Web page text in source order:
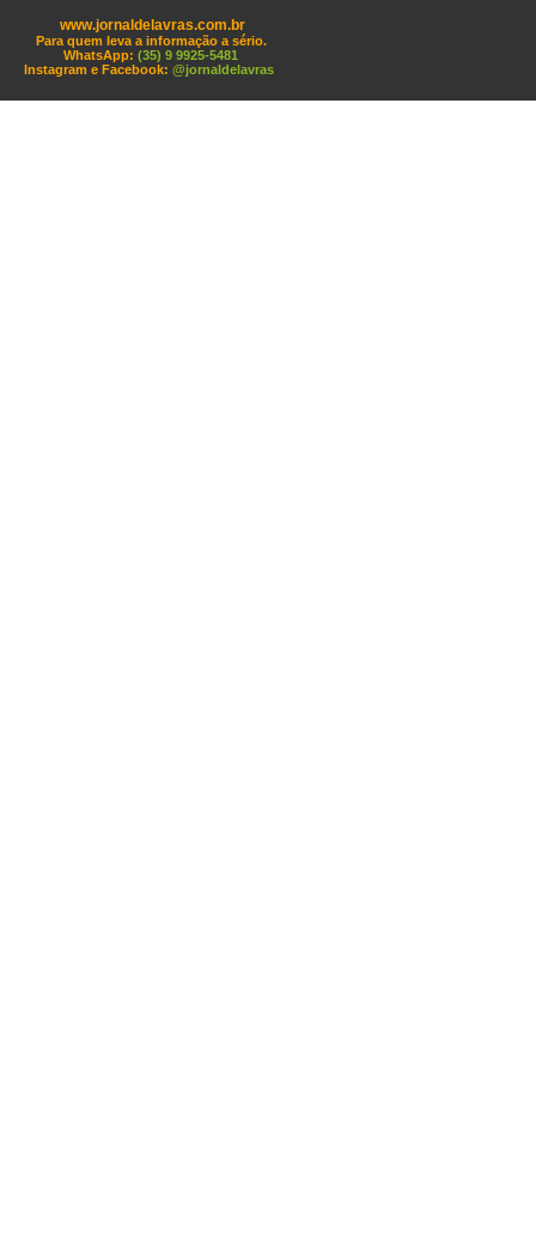
www.jornaldelavras.com.br
Para quem leva a informação a sério.
WhatsApp: (35) 9 9925-5481
Instagram e Facebook: @jornaldelavras